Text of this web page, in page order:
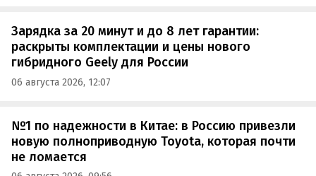
Зарядка за 20 минут и до 8 лет гарантии:
раскрыты комплектации и цены нового
гибридного Geely для России
06 августа 2026, 12:07
№1 по надежности в Китае: в Россию привезли
новую полноприводную Toyota, которая почти
не ломается